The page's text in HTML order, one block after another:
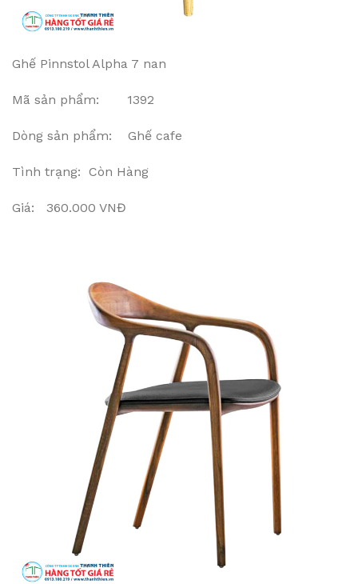
Ghế Pinnstol Alpha 7 nan
Mã sản phẩm: 1392
Dòng sản phẩm: Ghế cafe
Tình trạng: Còn Hàng
Giá: 360.000 VNĐ